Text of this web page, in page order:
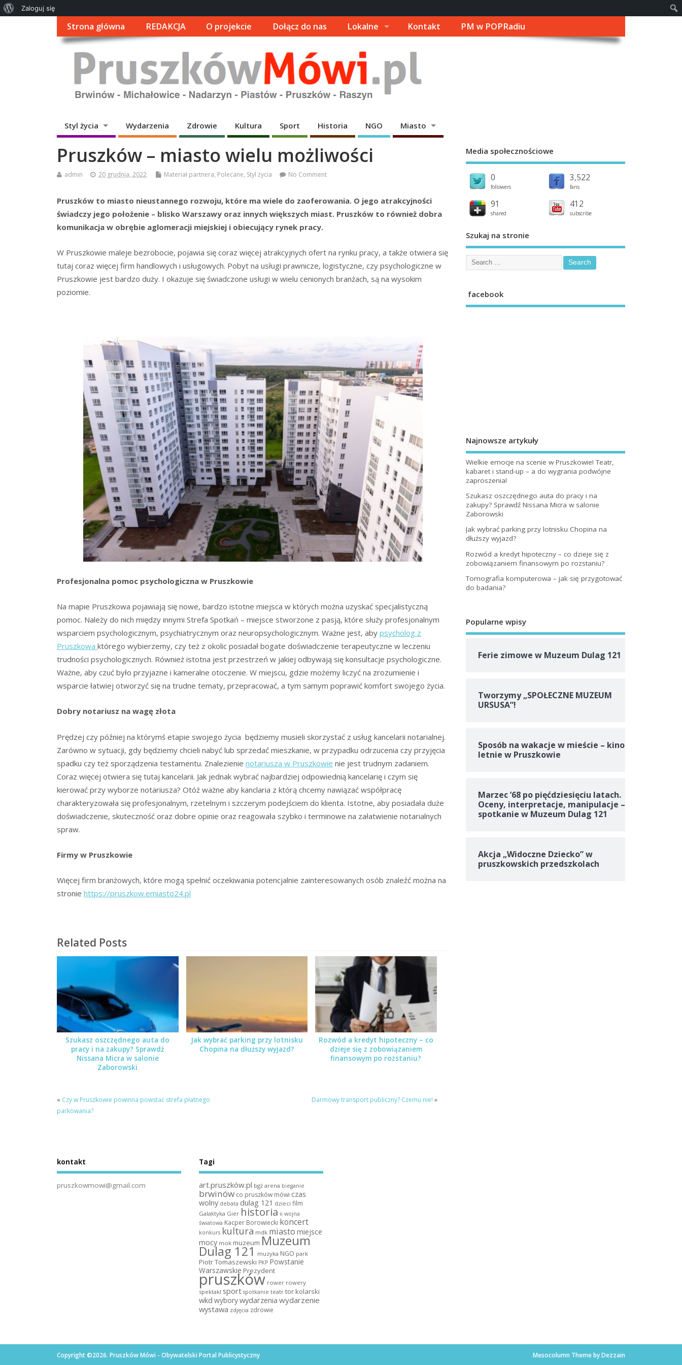
Strona główna REDAKCJA O projekcie Dołącz do nas Lokalne Kontakt PM w POPRadiu
Styl życia Wydarzenia Zdrowie Kultura Sport Historia NGO Miasto
Pruszków – miasto wielu możliwości
admin 20 grudnia, 2022 Materiał partnera, Polecane, Styl życia No Comment
Pruszków to miasto nieustannego rozwoju, które ma wiele do zaoferowania. O jego atrakcyjności
świadczy jego położenie – blisko Warszawy oraz innych większych miast. Pruszków to również dobra
komunikacja w obrębie aglomeracji miejskiej i obiecujący rynek pracy.
W Pruszkowie maleje bezrobocie, pojawia się coraz więcej atrakcyjnych ofert na rynku pracy, a także otwiera się
tutaj coraz więcej firm handlowych i usługowych. Pobyt na usługi prawnicze, logistyczne, czy psychologiczne w
Pruszkowie jest bardzo duży. I okazuje się świadczone usługi w wielu cenionych branżach, są na wysokim
poziomie.
Profesjonalna pomoc psychologiczna w Pruszkowie
Na mapie Pruszkowa pojawiają się nowe, bardzo istotne miejsca w których można uzyskać specjalistyczną
pomoc. Należy do nich między innymi Strefa Spotkań – miejsce stworzone z pasją, które służy profesjonalnym
wsparciem psychologicznym, psychiatrycznym oraz neuropsychologicznym. Ważne jest, aby psycholog z
Pruszkowa którego wybierzemy, czy też z okolic posiadał bogate doświadczenie terapeutyczne w leczeniu
trudności psychologicznych. Również istotna jest przestrzeń w jakiej odbywają się konsultacje psychologiczne.
Ważne, aby czuć było przyjazne i kameralne otoczenie. W miejscu, gdzie możemy liczyć na zrozumienie i
wsparcie łatwiej otworzyć się na trudne tematy, przepracować, a tym samym poprawić komfort swojego życia.
Dobry notariusz na wagę złota
Prędzej czy później na którymś etapie swojego życia będziemy musieli skorzystać z usług kancelarii notarialnej.
Zarówno w sytuacji, gdy będziemy chcieli nabyć lub sprzedać mieszkanie, w przypadku odrzucenia czy przyjęcia
spadku czy też sporządzenia testamentu. Znalezienie notariusza w Pruszkowie nie jest trudnym zadaniem.
Coraz więcej otwiera się tutaj kancelarii. Jak jednak wybrać najbardziej odpowiednią kancelarię i czym się
kierować przy wyborze notariusza? Otóż ważne aby kanclaria z którą chcemy nawiązać współpracę
charakteryzowała się profesjonalnym, rzetelnym i szczerym podejściem do klienta. Istotne, aby posiadała duże
doświadczenie, skuteczność oraz dobre opinie oraz reagowała szybko i terminowe na załatwienie notarialnych
spraw.
Firmy w Pruszkowie
Więcej firm branżowych, które mogą spełnić oczekiwania potencjalnie zainteresowanych osób znaleźć można na
stronie https://pruszkow.emiasto24.pl
Related Posts
Szukasz oszczędnego auta do
pracy i na zakupy? Sprawdź
Nissana Micra w salonie
Zaborowski
Jak wybrać parking przy lotnisku
Chopina na dłuższy wyjazd?
Rozwód a kredyt hipoteczny – co
dzieje się z zobowiązaniem
finansowym po rozstaniu?
« Czy w Pruszkowie powinna powstać strefa płatnego
parkowania?
Darmowy transport publiczny? Czemu nie! »
Media społecznościowe
0
followers
3,522
fans
91
shared
412
subscribe
Szukaj na stronie
facebook
Najnowsze artykuły
Wielkie emocje na scenie w Pruszkowie! Teatr,
kabaret i stand-up – a do wygrania podwójne
zaproszenia!
Szukasz oszczędnego auta do pracy i na
zakupy? Sprawdź Nissana Micra w salonie
Zaborowski
Jak wybrać parking przy lotnisku Chopina na
dłuższy wyjazd?
Rozwód a kredyt hipoteczny – co dzieje się z
zobowiązaniem finansowym po rozstaniu?
Tomografia komputerowa – jak się przygotować
do badania?
Popularne wpisy
Ferie zimowe w Muzeum Dulag 121
Tworzymy „SPOŁECZNE MUZEUM
URSUSA”!
Sposób na wakacje w mieście – kino
letnie w Pruszkowie
Marzec ’68 po pięćdziesięciu latach.
Oceny, interpretacje, manipulacje –
spotkanie w Muzeum Dulag 121
Akcja „Widoczne Dziecko” w
pruszkowskich przedszkolach
kontakt
pruszkowmowi@gmail.com
Tagi
art.pruszków.pl bgż arena bieganie
brwinów co pruszków mówi czas
wolny debata dulag 121 dzieci film
Galaktyka Gier historia ii wojna
światowa Kacper Borowiecki koncert
konkurs kultura mdk miasto miejsce
mocy mok muzeum Muzeum
Dulag 121 muzyka NGO park
Piotr Tomaszewski PKP Powstanie
Warszawskie Prezydent
pruszków rower rowery
spektakl sport spotkanie teatr tor kolarski
wkd wyborywydarzenia wydarzenie
wystawa zdjęcia zdrowie
Copyright ©2026. Pruszków Mówi - Obywatelski Portal Publicystyczny Mesocolumn Theme by Dezzain
Zaloguj się